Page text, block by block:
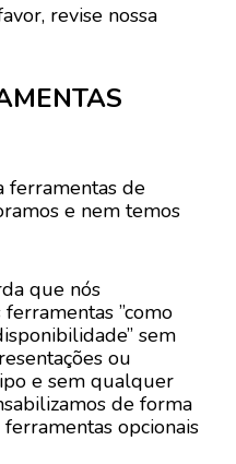
revise nossa
ferramentas de
e nem temos
que nós
”como
sem
ou
e sem qualquer
de forma
opcionais